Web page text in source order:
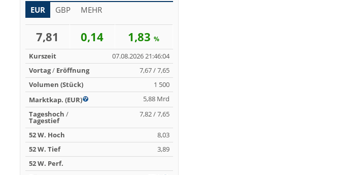
EUR GBP MEHR
7,81 0,14 1,83%
Kurszeit
07.08.2026 21:46:04
Vortag/ Eröffnung
7,67 / 7,65
Volumen (Stück)
1 500
Marktkap. (EUR)
5,88 Mrd
Tageshoch /
Tagestief
7,82 / 7,65
52 W. Hoch
8,03
52 W. Tief
3,89
52 W. Perf.